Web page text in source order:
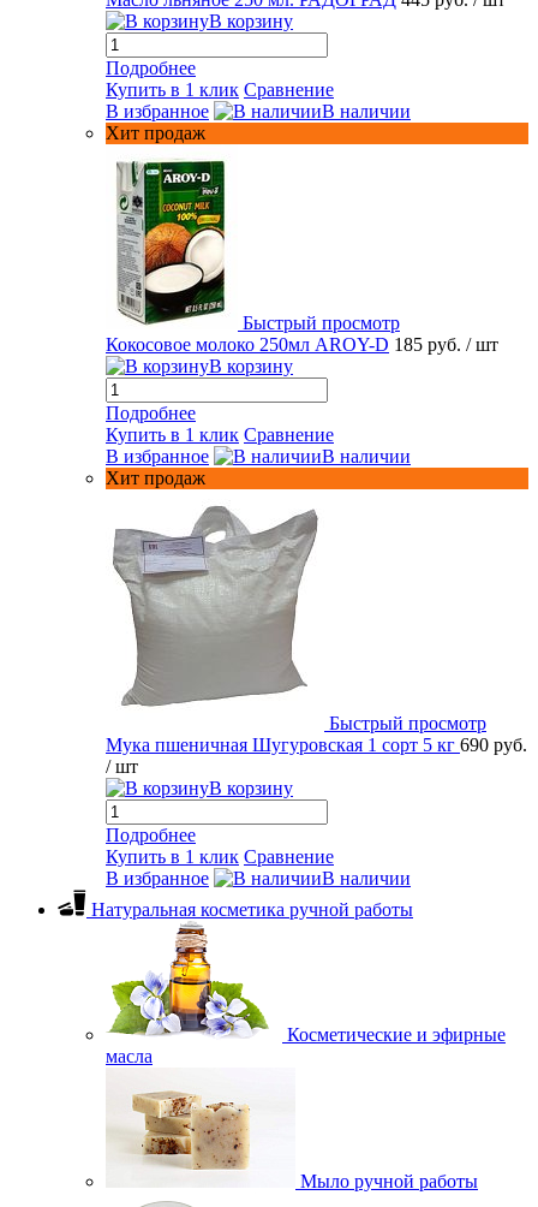
В корзину
Подробнее
Купить в 1 клик Сравнение
В избранное
В наличии
Хит продаж
Быстрый просмотр
Кокосовое молоко 250мл AROY-D 185 руб. / шт
В корзину
Подробнее
Купить в 1 клик Сравнение
В избранное
В наличии
Хит продаж
Быстрый просмотр
Мука пшеничная Шугуровская 1 сорт 5 кг 690 руб.
/ шт
В корзину
Подробнее
Купить в 1 клик Сравнение
В избранное
В наличии
Натуральная косметика ручной работы
Косметические и эфирные
масла
Мыло ручной работы